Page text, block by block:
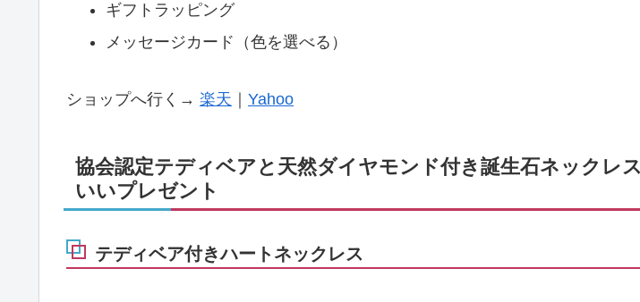
ギフトラッピング
メッセージカード（色を選べる）
ショップへ行く→ 楽天 Yahoo
協会認定テディベアと天然ダイヤモンド付き誕生石ネックレ
いいプレゼント
テディベア付きハートネックレス